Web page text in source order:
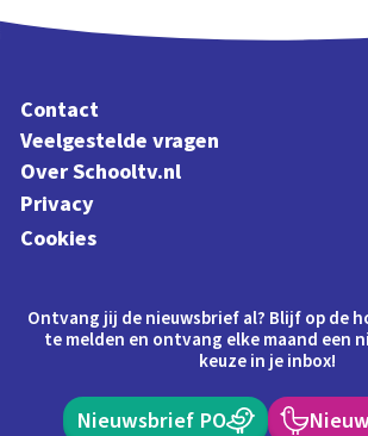
Contact
Veelgestelde vragen
Over Schooltv.nl
Privacy
Cookies
Ontvang jij de nieuwsbrief al? Blijf op de
te melden en ontvang elke maand een
keuze in je inbox!
Nieuwsbrief PO